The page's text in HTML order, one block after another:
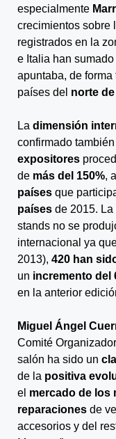
especialmente
crecimientos sobre
registrados en la
e Italia han sumado
apuntaba, de
países del norte
La dimensión
confirmado
expositores
de más del 150%,
países que
países de 2015.
stands no se
internacional ya
2013), 420 han
un incremento del
en la anterior
Miguel Ángel
Comité
salón ha sido un
de la positiva
el mercado de los
reparaciones de
accesorios y del